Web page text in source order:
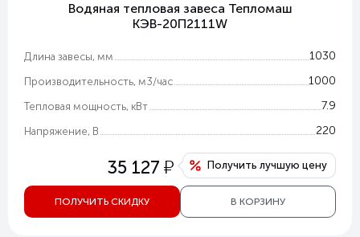
Водяная тепловая завеса Тепломаш
КЭВ-20П2111W
Длина завесы, мм 1030
Производительность, м3/час 1000
Тепловая мощность, кВт 7.9
Напряжение, В 220
35 127 у Получить лучшую цену
ПОЛУЧИТЬ СКИДКУ В КОРЗИНУ